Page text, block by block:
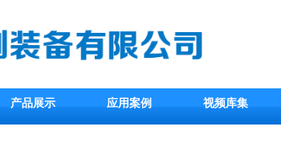
产品展示 应用案例 视频库集